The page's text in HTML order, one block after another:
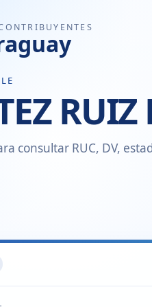
RUIZ
consultar RUC, DV,